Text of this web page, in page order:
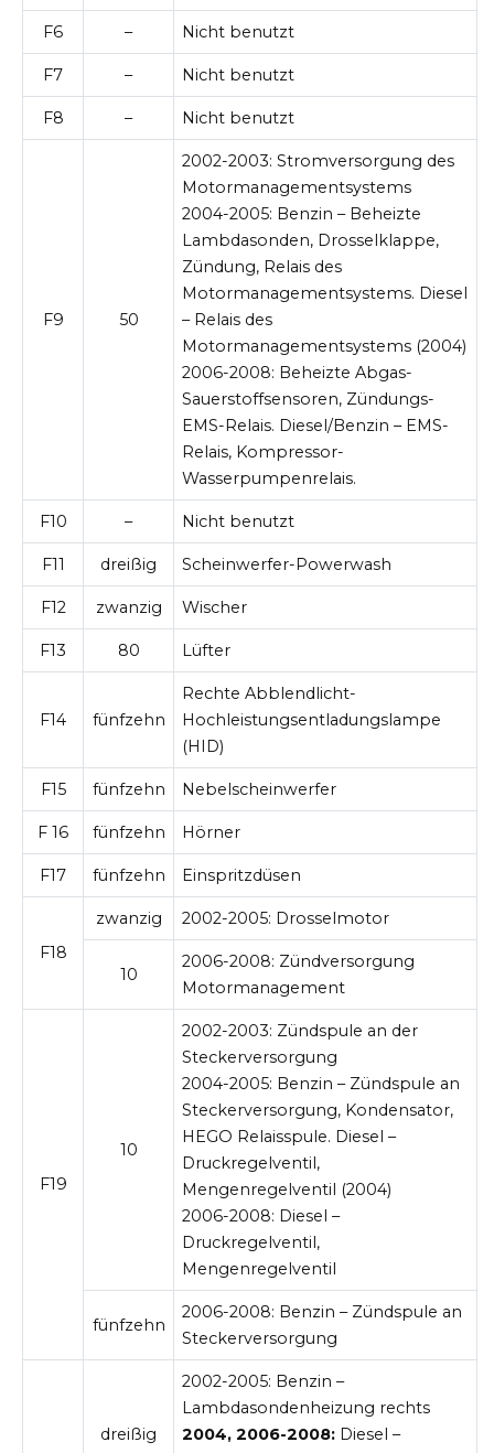
F6 – Nicht benutzt
F7 – Nicht benutzt
F8 – Nicht benutzt
F9 50
2002-2003: Stromversorgung des
Motormanagementsystems
2004-2005: Benzin – Beheizte
Lambdasonden, Drosselklappe,
Zündung, Relais des
Motormanagementsystems. Diesel
– Relais des
Motormanagementsystems (2004)
2006-2008: Beheizte Abgas-
Sauerstoffsensoren, Zündungs-
EMS-Relais. Diesel/Benzin – EMS-
Relais, Kompressor-
Wasserpumpenrelais.
F10 – Nicht benutzt
F11 dreißig Scheinwerfer-Powerwash
F12 zwanzig Wischer
F13 80 Lüfter
F14 fünfzehn
Rechte Abblendlicht-
Hochleistungsentladungslampe
(HID)
F15 fünfzehn Nebelscheinwerfer
F 16 fünfzehn Hörner
F17 fünfzehn Einspritzdüsen
F18
zwanzig 2002-2005: Drosselmotor
10
2006-2008: Zündversorgung
Motormanagement
F19
10
2002-2003: Zündspule an der
Steckerversorgung
2004-2005: Benzin – Zündspule an
Steckerversorgung, Kondensator,
HEGO Relaisspule. Diesel –
Druckregelventil,
Mengenregelventil (2004)
2006-2008: Diesel –
Druckregelventil,
Mengenregelventil
fünfzehn
2006-2008: Benzin – Zündspule an
Steckerversorgung
dreißig
2002-2005: Benzin –
Lambdasondenheizung rechts
2004, 2006-2008: Diesel –